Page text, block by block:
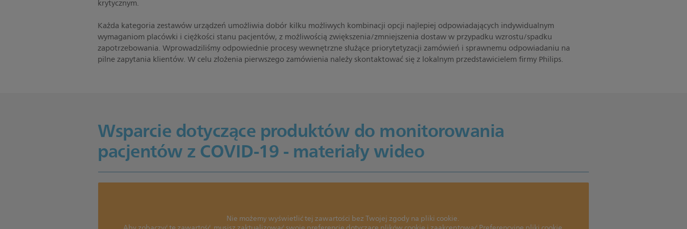
krytycznym.
Każda kategoria zestawów urządzeń umożliwia dobór kilku możliwych kombinacji opcji najlepiej odpowiadających indywidualnym
wymaganiom placówki i ciężkości stanu pacjentów, z możliwością zwiększenia/zmniejszenia dostaw w przypadku wzrostu/spadku
zapotrzebowania. Wprowadziliśmy odpowiednie procesy wewnętrzne służące priorytetyzacji zamówień i sprawnemu odpowiadaniu na
pilne zapytania klientów. W celu złożenia pierwszego zamówienia należy skontaktować się z lokalnym przedstawicielem firmy Philips.
Wsparcie dotyczące produktów do monitorowania
pacjentów z COVID-19 - materiały wideo
Nie możemy wyświetlić tej zawartości bez Twojej zgody na pliki cookie.